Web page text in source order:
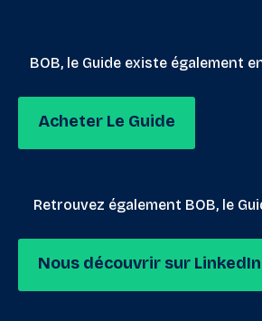
BOB, le Guide existe également
Acheter Le Guide
Retrouvez également BOB, le
Nous découvrir sur LinkedIn